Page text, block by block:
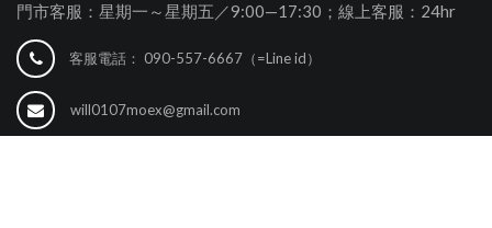
門市客服：星期一～星期五／9:00—17:30；線上客服：24hr
客服電話： 090-557-6667（=Line id）
will0107moex@gmail.com